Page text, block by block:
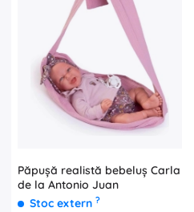
Păpușă realistă bebeluș Carla
de la Antonio Juan
Stoc extern ?